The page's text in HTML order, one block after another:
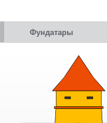
Фундатары